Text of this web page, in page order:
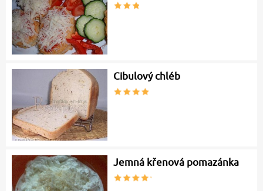
Cibulový chléb
Jemná křenová pomazánka